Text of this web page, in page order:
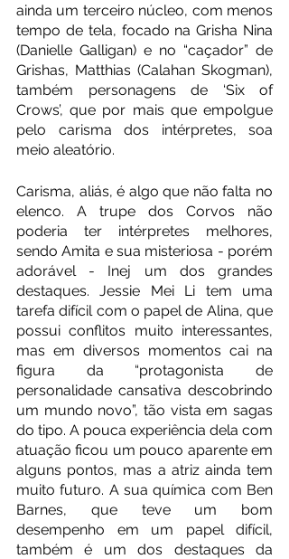
ainda um terceiro núcleo, com menos
tempo de tela, focado na Grisha Nina
(Danielle Galligan) e no “caçador” de
Grishas, Matthias (Calahan Skogman),
também personagens de ‘Six of
Crows’, que por mais que empolgue
pelo carisma dos intérpretes, soa
meio aleatório.
Carisma, aliás, é algo que não falta no
elenco. A trupe dos Corvos não
poderia ter intérpretes melhores,
sendo Amita e sua misteriosa - porém
adorável - Inej um dos grandes
destaques. Jessie Mei Li tem uma
tarefa difícil com o papel de Alina, que
possui conflitos muito interessantes,
mas em diversos momentos cai na
figura da “protagonista de
personalidade cansativa descobrindo
um mundo novo”, tão vista em sagas
do tipo. A pouca experiência dela com
atuação ficou um pouco aparente em
alguns pontos, mas a atriz ainda tem
muito futuro. A sua química com Ben
Barnes, que teve um bom
desempenho em um papel difícil,
também é um dos destaques da